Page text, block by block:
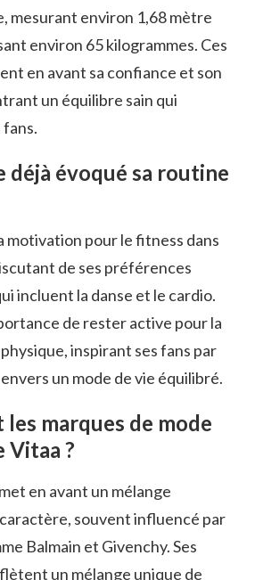
mesurant environ 1,68 mètre
environ 65 kilogrammes. Ces
en avant sa confiance et son
un équilibre sain qui
fans.
déjà évoqué sa routine
motivation pour le fitness dans
de ses préférences
incluent la danse et le cardio.
de rester active pour la
inspirant ses fans par
un mode de vie équilibré.
marques de mode
Vitaa ?
en avant un mélange
souvent influencé par
Balmain et Givenchy. Ses
un mélange unique de